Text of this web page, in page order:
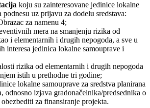
koju su zainteresovane jedinice lokalne
podnesu uz prijavu za dodelu sredstava:
za namenu 4;
mera na smanjenju rizika od
i elementarnih i drugih nepogoda, a sve u
interesa jedinica lokalne samouprave i
rizika od elementarnih i drugih nepogoda
istih u prethodne tri godine;
lokalne samouprave za sredstva planirana
odnosno izjava gradonačelnika/predsednika o
za finansiranje projekta.